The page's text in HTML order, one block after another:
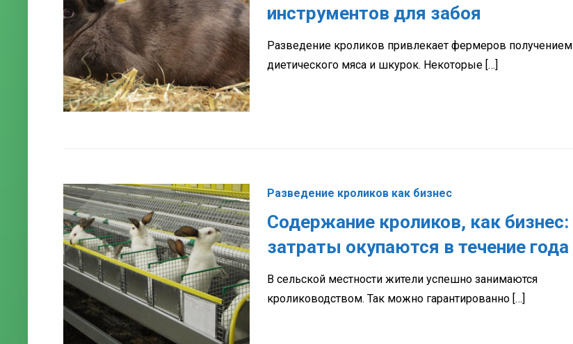
инструментов для забоя
Разведение кроликов привлекает фермеров получением
диетического мяса и шкурок. Некоторые […]
Разведение кроликов как бизнес
Содержание кроликов, как бизнес:
затраты окупаются в течение года
В сельской местности жители успешно занимаются
кролиководством. Так можно гарантированно […]